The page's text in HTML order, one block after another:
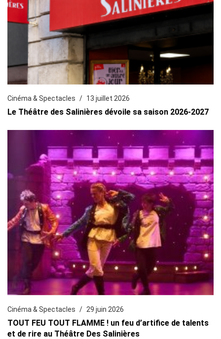
Cinéma & Spectacles 13 juillet 2026
Le Théâtre des Salinières dévoile sa saison 2026-2027
Cinéma & Spectacles 29 juin 2026
TOUT FEU TOUT FLAMME ! un feu d’artifice de talents
et de rire au Théâtre Des Salinières